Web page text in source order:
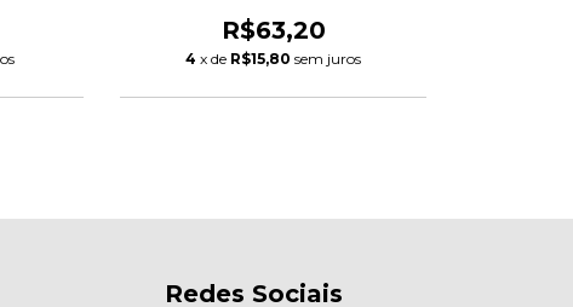
R$63,20
4 x de R$15,80 sem juros
Redes Sociais